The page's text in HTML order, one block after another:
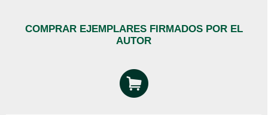
COMPRAR EJEMPLARES FIRMADOS POR EL
AUTOR